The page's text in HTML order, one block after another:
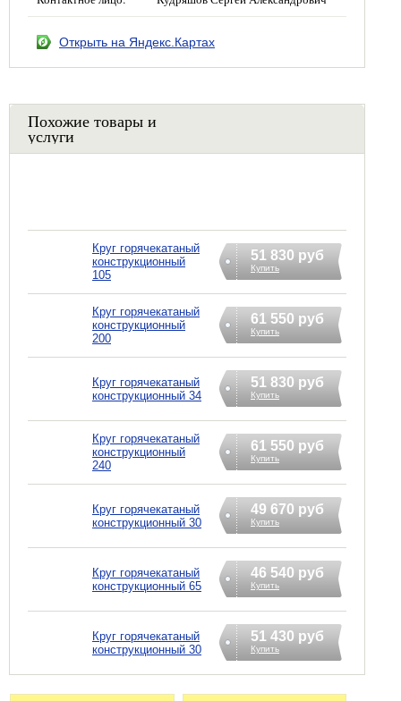
Открыть на Яндекс.Картах
Похожие товары и
услуги
Круг горячекатаный
конструкционный
105
51 830 руб
Купить
Круг горячекатаный
конструкционный
200
61 550 руб
Купить
Круг горячекатаный
конструкционный 34
51 830 руб
Купить
Круг горячекатаный
конструкционный
240
61 550 руб
Купить
Круг горячекатаный
конструкционный 30
49 670 руб
Купить
Круг горячекатаный
конструкционный 65
46 540 руб
Купить
Круг горячекатаный
конструкционный 30
51 430 руб
Купить